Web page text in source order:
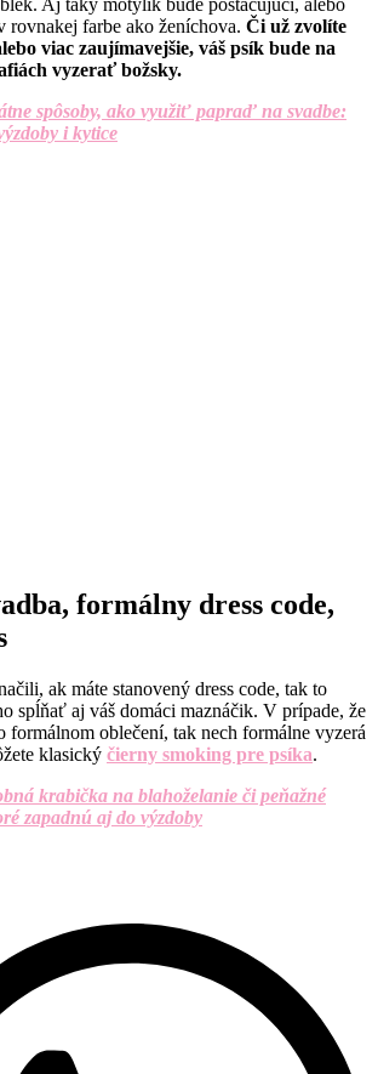
Aj taký motýlik bude postačujúci, alebo
rovnakej farbe ako ženíchova. Či už zvolíte
viac zaujímavejšie, váš psík bude na
vyzerať božsky.
spôsoby, ako využiť papraď na svadbe:
i kytice
formálny dress code,
ak máte stanovený dress code, tak to
spĺňať aj váš domáci maznáčik. V prípade, že
formálnom oblečení, tak nech formálne vyzerá
klasický čierny smoking pre psíka.
krabička na blahoželanie či peňažné
zapadnú aj do výzdoby